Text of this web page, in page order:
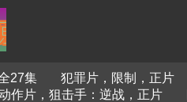
27集 犯罪片，限制，正片
作片，狙击手：逆战，正片